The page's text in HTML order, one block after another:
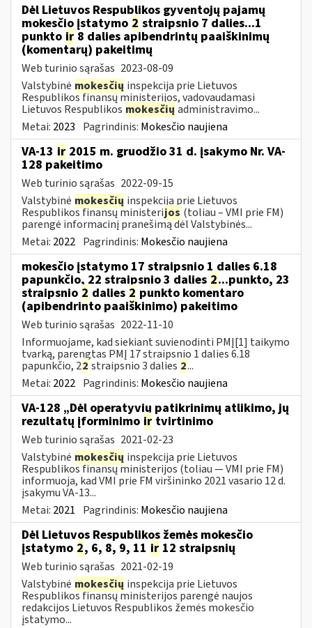
Dėl Lietuvos Respublikos gyventojų pajamų
mokesčio įstatymo 2 straipsnio 7 dalies...1
punkto ir 8 dalies apibendrintų paaiškinimų
(komentarų) pakeitimų
Web turinio sąrašas 2023-08-09
Valstybinė mokesčių inspekcija prie Lietuvos
Respublikos finansų ministerijos, vadovaudamasi
Lietuvos Respublikos mokesčių administravimo...
Metai: 2023 Pagrindinis: Mokesčio naujiena
VA-13 ir 2015 m. gruodžio 31 d. įsakymo Nr. VA-
128 pakeitimo
Web turinio sąrašas 2022-09-15
Valstybinė mokesčių inspekcija prie Lietuvos
Respublikos finansų ministerijos (toliau – VMI prie FM)
parengė informacinį pranešimą dėl Valstybinės...
Metai: 2022 Pagrindinis: Mokesčio naujiena
mokesčio įstatymo 17 straipsnio 1 dalies 6.18
papunkčio, 22 straipsnio 3 dalies 2...punkto, 23
straipsnio 2 dalies 2 punkto komentaro
(apibendrinto paaiškinimo) pakeitimo
Web turinio sąrašas 2022-11-10
Informuojame, kad siekiant suvienodinti PMĮ[1] taikymo
tvarką, parengtas PMĮ 17 straipsnio 1 dalies 6.18
papunkčio, 22 straipsnio 3 dalies 2...
Metai: 2022 Pagrindinis: Mokesčio naujiena
VA-128 „Dėl operatyvių patikrinimų atlikimo, jų
rezultatų įforminimo ir tvirtinimo
Web turinio sąrašas 2021-02-23
Valstybinė mokesčių inspekcija prie Lietuvos
Respublikos finansų ministerijos (toliau ― VMI prie FM)
informuoja, kad VMI prie FM viršininko 2021 vasario 12 d.
įsakymu VA-13...
Metai: 2021 Pagrindinis: Mokesčio naujiena
Dėl Lietuvos Respublikos žemės mokesčio
įstatymo 2, 6, 8, 9, 11 ir 12 straipsnių
Web turinio sąrašas 2021-02-19
Valstybinė mokesčių inspekcija prie Lietuvos
Respublikos finansų ministerijos parengė naujos
redakcijos Lietuvos Respublikos žemės mokesčio
įstatymo...